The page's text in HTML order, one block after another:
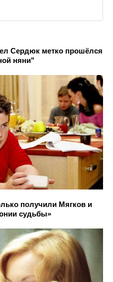
Сердюк метко прошёлся
няни"
получили Мягков и
судьбы»